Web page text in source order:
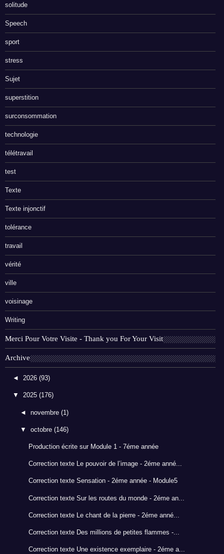
solitude
Speech
sport
stress
Sujet
superstition
surconsommation
technologie
télétravail
test
Texte
Texte injonctif
tolérance
travail
vérité
ville
voisinage
Writing
Merci Pour Votre Visite - Thank you For Your Visit
Archive
◄ 2026 (93)
▼ 2025 (176)
◄novembre(1)
▼octobre(146)
Production écrite sur Module 1 - 7éme année
Correction texte Le pouvoir de l’image - 2éme anné...
Correction texte Sensation - 2éme année - Module5
Correction texte Sur les routes du monde - 2éme an...
Correction texte Le chant de la pierre - 2éme anné...
Correction texte Des millions de petites flammes -...
Correction texte Une existence exemplaire - 2éme a...